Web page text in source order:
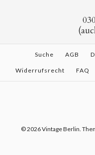
Suche AGB
Widerrufsrecht FAQ
© 2026Vintage Berlin.